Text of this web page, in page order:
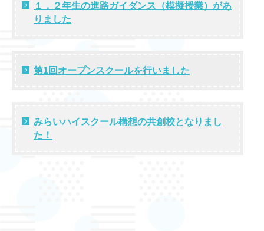
１，２年生の進路ガイダンス（模擬授業）があ
りました
第1回オープンスクールを行いました
みらいハイスクール構想の共創校となりまし
た！